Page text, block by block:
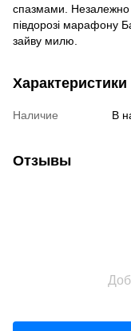
спазмами. Незалежно
півдорозі марафону
зайву милю.
Характеристики
Наличие В
Отзывы